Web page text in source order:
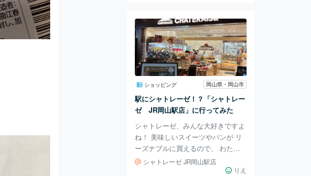
ラ・ジータが町の公募に応じて採択
され、2017年7月に隣町から引っ越
してきたそうです。 イタリア政府
公認の真のナポリピッツァ協会か
ら、世界で415番目の認定を受けて
いるという同店。 人気なのにも納
得。 店内は全面ガラス張りで明る
く、美術館をはじめ、周りの景観が
ショッピング 岡山県・岡山市
駅にシャトレーゼ！？「シャトレー
ゼ JR岡山駅店」に行ってみた
シャトレーゼ、みんな大好きですよ
ね！ 美味しいスイーツやパンが リ
ーズナブルに買えるので、 わたし
もよく行きます。 そんなシャトレ
ーゼの店舗って、 郊外に立地して
シャトレーゼ JR岡山駅店
りえ